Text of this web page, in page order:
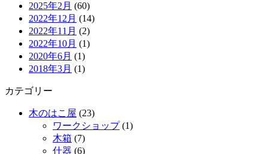
2025年2月 (60)
2022年12月 (14)
2022年11月 (2)
2022年10月 (1)
2020年6月 (1)
2018年3月 (1)
カテゴリー
木のはこ屋 (23)
ワークショップ(1)
木箱 (7)
什器 (6)